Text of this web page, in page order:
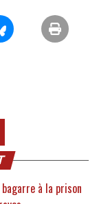
à la prison